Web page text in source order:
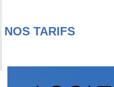
NOS TARIFS